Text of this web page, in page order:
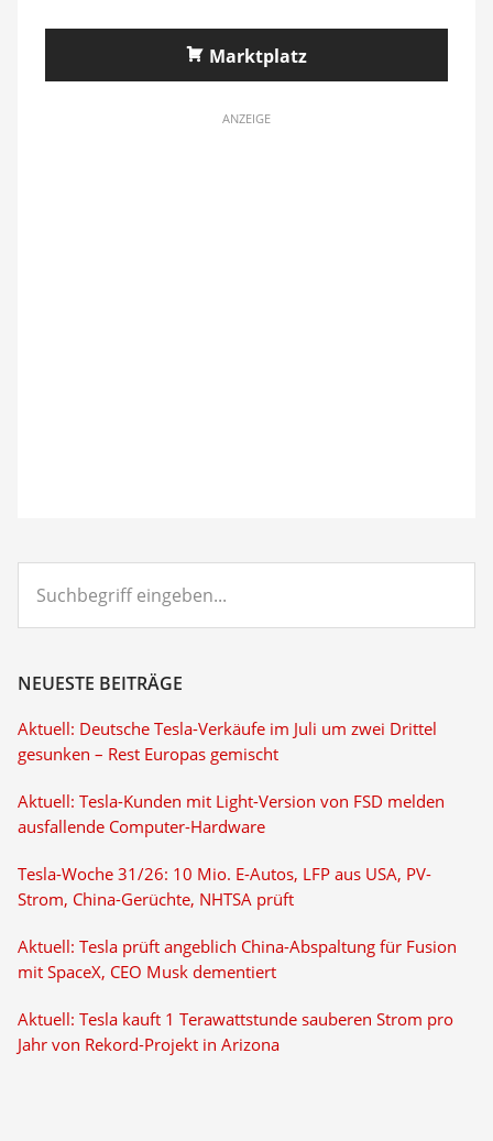
Marktplatz
ANZEIGE
eingeben...
NEUESTE BEITRÄGE
Aktuell: Deutsche Tesla-Verkäufe im Juli um zwei Drittel
gesunken – Rest Europas gemischt
Aktuell: Tesla-Kunden mit Light-Version von FSD melden
ausfallende Computer-Hardware
Tesla-Woche 31/26: 10 Mio. E-Autos, LFP aus USA, PV-
Strom, China-Gerüchte, NHTSA prüft
Aktuell: Tesla prüft angeblich China-Abspaltung für Fusion
mit SpaceX, CEO Musk dementiert
Aktuell: Tesla kauft 1 Terawattstunde sauberen Strom pro
Jahr von Rekord-Projekt in Arizona